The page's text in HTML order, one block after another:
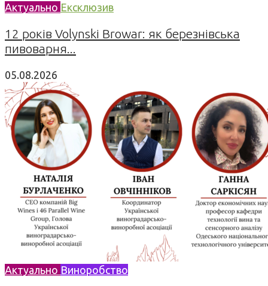
Актуально Ексклюзив
12 років Volynski Browar: як березнівська
пивоварня...
05.08.2026
Актуально Виноробство